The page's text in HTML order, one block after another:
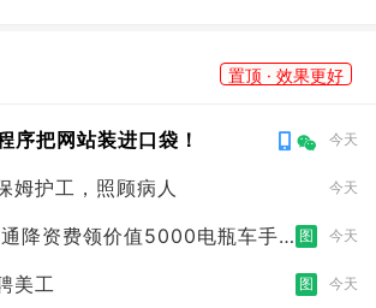
置顶 · 效果更好
序把网站装进口袋！ 今天
姆护工，照顾病人 今天
降资费领价值5000电瓶车手
图 今天
美工 图 今天